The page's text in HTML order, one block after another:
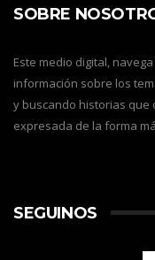
SOBRE
Este medio digital,
información sobre los
y buscando historias que
expresada de la forma
SEGUINOS